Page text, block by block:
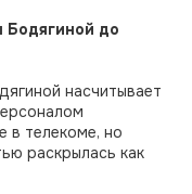
Бодягиной до
насчитывает
в телекоме, но
раскрылась как